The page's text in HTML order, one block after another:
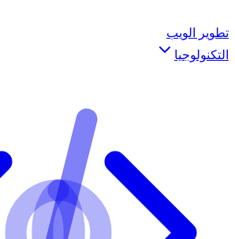
تطوير الويب
التكنولوجيا